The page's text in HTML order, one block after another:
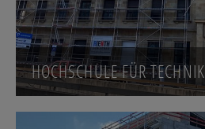
HOCHSCHULE FÜR TECHNIK